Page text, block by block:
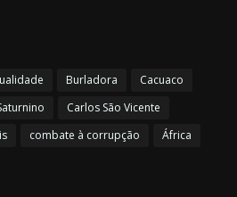
Burladora
Cacuaco
Carlos São Vicente
combate à corrupção África